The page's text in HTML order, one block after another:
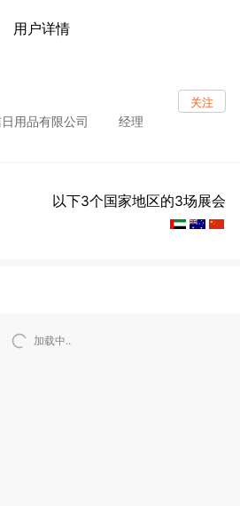
用户详情
用品有限公司 经理
关注
以下3个国家地区的3场展会
加载中..